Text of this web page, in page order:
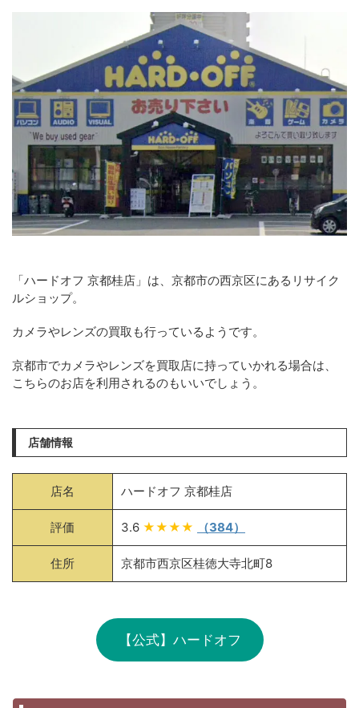
「ハードオフ 京都桂店」は、京都市の西京区にあるリサイク
ルショップ。
カメラやレンズの買取も行っているようです。
京都市でカメラやレンズを買取店に持っていかれる場合は、
こちらのお店を利用されるのもいいでしょう。
店舗情報
店名 ハードオフ 京都桂店
評価 3.6 ★★★★ （384）
住所 京都市西京区桂徳大寺北町8
【公式】ハードオフ